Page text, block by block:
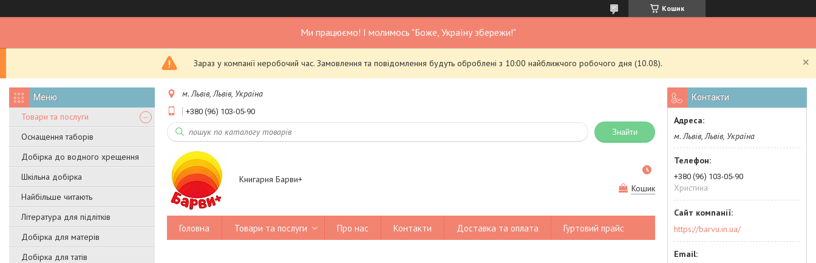
Кошик
Ми працюємо! І молимось "Боже, Україну збережи!"
Зараз у компанії неробочий час. Замовлення та повідомлення будуть оброблені з 10:00 найближчого робочого дня (10.08).
Товари та послуги
Оснащення таборів
Добірка до водного хрещення
Шкільна добірка
Найбільше читають
Література для підлітків
Добірка для матерів
Добірка для татів
м. Львів, Львів, Україна
+380 (96) 103-05-90
Знайти
Книгарня Барви+
Кошик
Головна Товари та послуги Про нас Контакти Доставка та оплата Гуртовий прайс
Контакти
м. Львів, Львів, Україна
+380 (96) 103-05-90
Христина
https://barvu.in.ua/